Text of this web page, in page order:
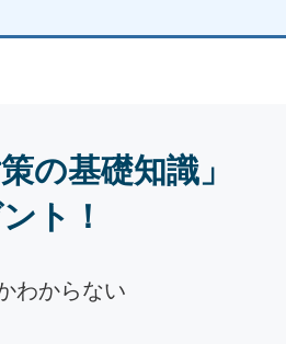
の基礎知識」
ト！
わからない